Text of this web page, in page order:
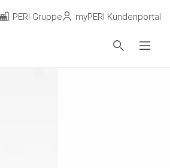
PERI Gruppe myPERI Kundenportal